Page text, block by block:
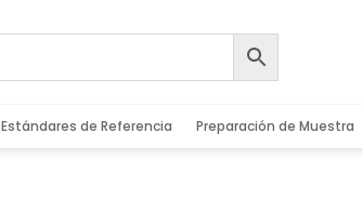
Estándares de Referencia Preparación de Muestra